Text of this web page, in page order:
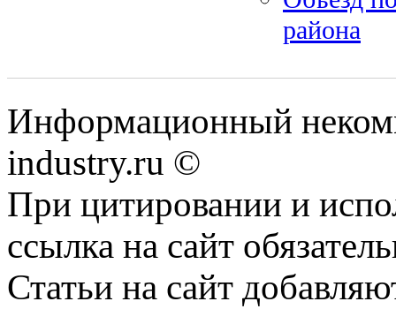
района
Информационный
industry.ru ©
При цитировании и
ссылка на сайт
Статьи на сайт